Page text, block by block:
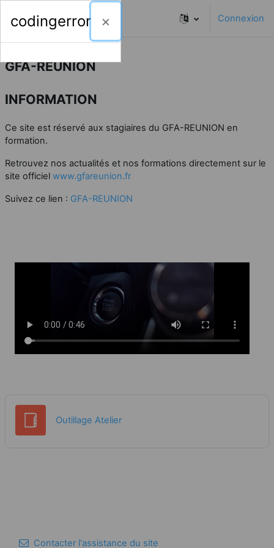
Passer au contenu principal
Panneau latéral
Connexion
GFA-REUNION
INFORMATION
Ce site est réservé aux stagiaires du GFA-REUNION en
formation.
Retrouvez nos actualités et nos formations directement sur le
site officiel www.gfareunion.fr
Suivez ce lien : GFA-REUNION
Outillage AtelierGlossaire
Contacter l'assistance du site
codingerror